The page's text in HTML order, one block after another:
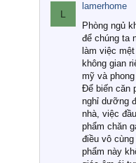
L
lamerhome
Phòng ngủ
để chúng ta
làm việc
không gian
mỹ và
Để biến căn
nghỉ dưỡng
nhà, việc
phẩm chăn
điều vô
phẩm này